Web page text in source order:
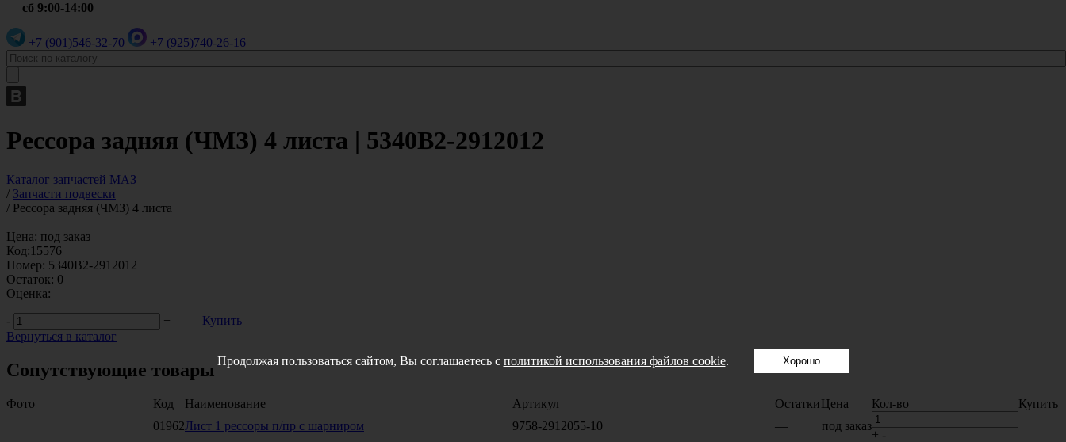
сб 9:00-14:00
+7 (901)546-32-70 +7 (925)740-26-16
Рессора задняя (ЧМЗ) 4 листа | 5340В2-2912012
Каталог запчастей МАЗ
/ Запчасти подвески
/ Рессора задняя (ЧМЗ) 4 листа
Цена: под заказ
Код:15576
Номер: 5340В2-2912012
Остаток: 0
Оценка:
-
+
Купить
Вернуться в каталог
Сопутствующие товары
Фото Код Наименование Артикул ОстаткиЦена Кол-во
Купить
01962Лист 1 рессоры п/пр с шарниром 9758-2912055-10 — под заказ
+ -
Продолжая пользоваться сайтом, Вы соглашаетесь с политикой использования файлов cookie. Хорошо